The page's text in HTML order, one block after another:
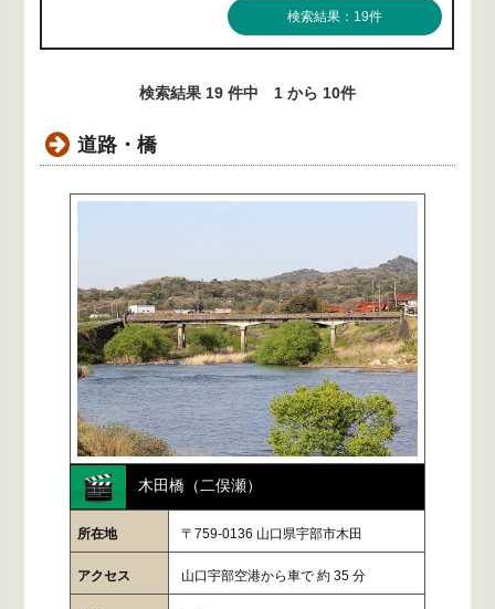
検索結果：19件
検索結果 19 件中 1 から 10件
道路・橋
木田橋（二俣瀬）
所在地 〒759-0136 山口県宇部市木田
アクセス 山口宇部空港から車で 約 35 分